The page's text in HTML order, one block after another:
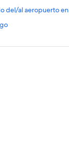
del/al aeropuerto